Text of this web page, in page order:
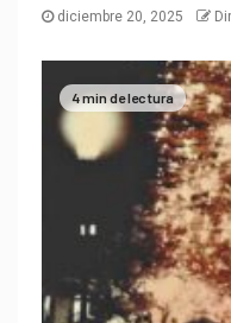
diciembre 20, 2025
4 min de lectura